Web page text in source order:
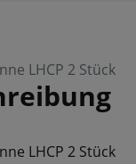
LHCP 2 Stück
LHCP 2 Stück